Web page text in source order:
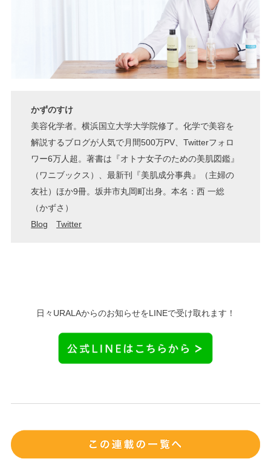
かずのすけ
美容化学者。横浜国立大学大学院修了。化学で美容を
解説するブログが人気で月間500万PV、Twitterフォロ
ワー6万人超。著書は『オトナ女子のための美肌図鑑』
（ワニブックス）、最新刊『美肌成分事典』（主婦の
友社）ほか9冊。坂井市丸岡町出身。本名：西 一総
（かずさ）
Blog
Twitter
日々URALAからのお知らせをLINEで受け取れます！